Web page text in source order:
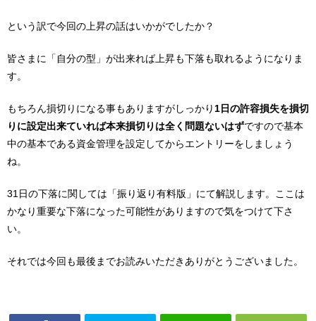
という訳で今回の上昇の話はいかがでしたか？
皆さまに「自分の型」が出来れば上昇も下落も取れるようになりま
す。
もちろん損切りになる事もありますがしっかり 1日の許容損失を損切
りに設定出来ていれば本来損切りは全く問題ないはずですので基本
中の基本である資金管理を設定してからエントリーをしましょう
ね。
31日の下落に関しては「振り返り有料版」にて解説します。ここは
かなり重要な下落になった可能性がありますので気をつけて下さ
い。
それでは今回も最後までお読みいただきありがとうございました。